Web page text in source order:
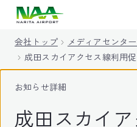
会社トップ メディアセンタ
成田スカイアクセス線利用
お知らせ詳細
成田スカイ